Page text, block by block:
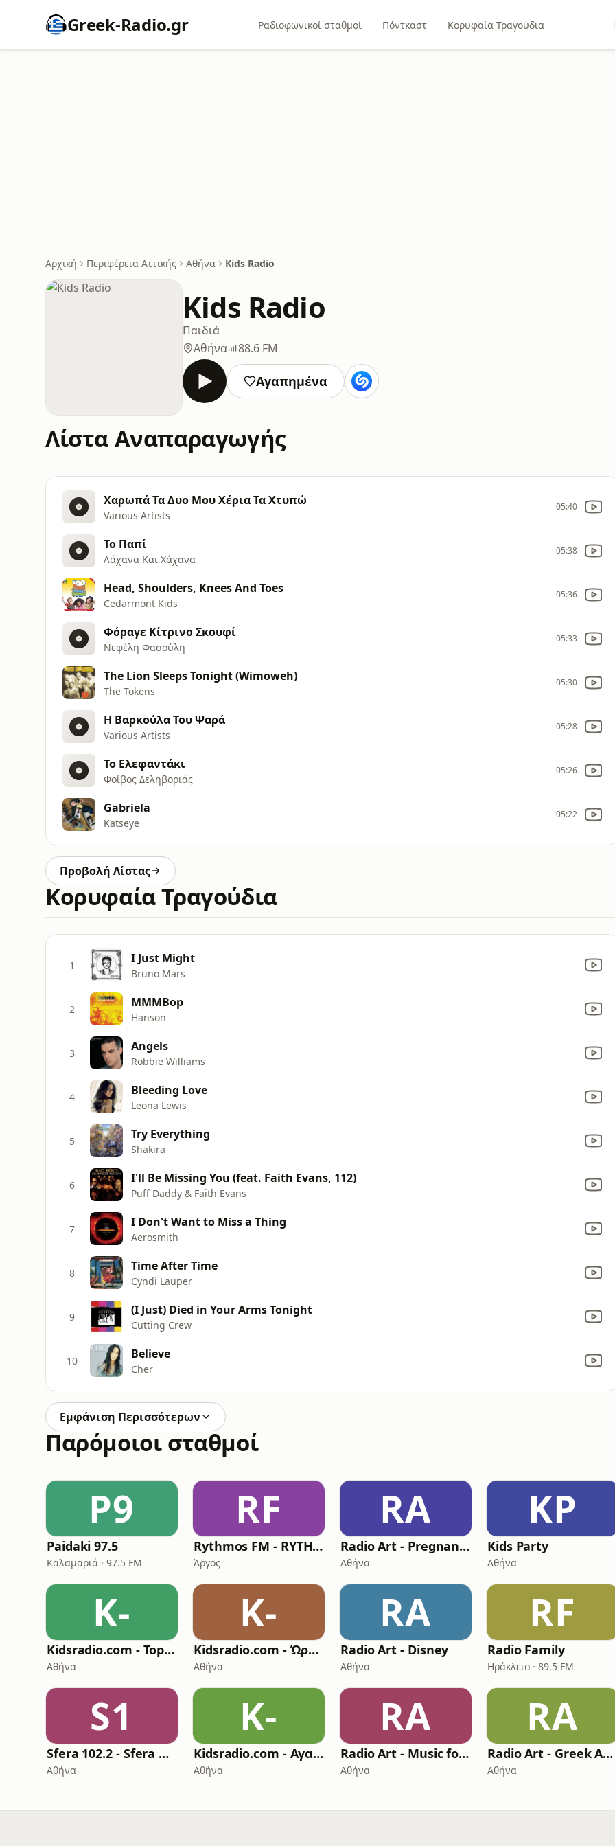
Greek-Radio.gr Ραδιοφωνικοί σταθμοί Πόντκαστ Κορυφαία Τραγούδια
Αρχική Περιφέρεια Αττικής Αθήνα Kids Radio
Kids Radio
Παιδιά
Αθήνα
88.6 FM
Αγαπημένα
Λίστα Αναπαραγωγής
Χαρωπά Τα Δυο Μου Χέρια Τα Χτυπώ
Various Artists
05:40
Το Παπί
Λάχανα Και Χάχανα
05:38
Head, Shoulders, Knees And Toes
Cedarmont Kids
05:36
Φόραγε Κίτρινο Σκουφί
Νεφέλη Φασούλη
05:33
The Lion Sleeps Tonight (Wimoweh)
The Tokens
05:30
Η Βαρκούλα Του Ψαρά
Various Artists
05:28
Το Ελεφαντάκι
Φοίβος Δεληβοριάς
05:26
Gabriela
Katseye
05:22
Προβολή Λίστας
Κορυφαία Τραγούδια
1 I Just Might
Bruno Mars
2 MMMBop
Hanson
3 Angels
Robbie Williams
4 Bleeding Love
Leona Lewis
5 Try Everything
Shakira
6 I'll Be Missing You (feat. Faith Evans, 112)
Puff Daddy & Faith Evans
7 I Don't Want to Miss a Thing
Aerosmith
8 Time After Time
Cyndi Lauper
9 (I Just) Died in Your Arms Tonight
Cutting Crew
10 Believe
Cher
Εμφάνιση Περισσότερων
Παρόμοιοι σταθμοί
P9
Paidaki 97.5
Καλαμαριά · 97.5 FM
RF
Rythmos FM - RYTHMOS JUNIOR
Άργος
RA
Radio Art - Pregnancy Relaxation
Αθήνα
KP
Kids Party
Αθήνα
K-
Kidsradio.com - Top Hits 7+
Αθήνα
K-
Kidsradio.com - Ώρα για ύπνο
Αθήνα
RA
Radio Art - Disney
Αθήνα
RF
Radio Family
Ηράκλειο · 89.5 FM
S1
Sfera 102.2 - Sfera Kids
Αθήνα
K-
Kidsradio.com - Αγαπημένα παιδικά
Αθήνα
RA
Radio Art - Music for Kids
Αθήνα
RA
Radio Art - Greek Art for Kids
Αθήνα